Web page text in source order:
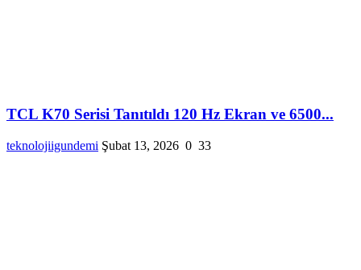
TCL K70 Serisi Tanıtıldı 120 Hz Ekran ve 6500...
teknolojiigundemi Şubat 13, 2026 0 33